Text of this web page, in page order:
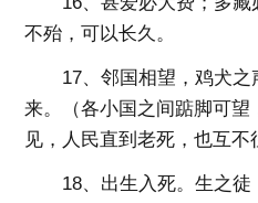
不殆，可以长久。
17、邻国相望，鸡犬之
来。（各小国之间踮脚可
见，人民直到老死，也互不
18、出生入死。生之徒